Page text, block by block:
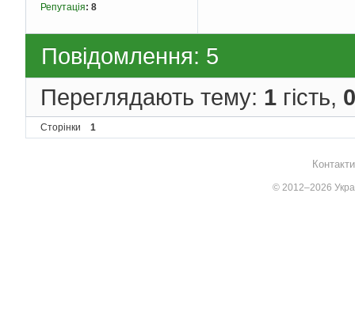
Репутація: 8
Повідомлення: 5
Переглядають тему: 1 гість, 0
Сторінки 1
© 2012–2026